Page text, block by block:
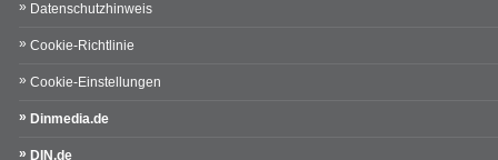
Datenschutzhinweis
Cookie-Richtlinie
Cookie-Einstellungen
Dinmedia.de
DIN.de